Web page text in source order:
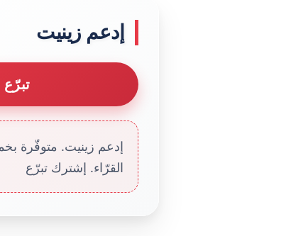
إدعم زينيت
تبرّع
إدعم زينيت. متوفّرة
القرّاء. إشترك تبرّع